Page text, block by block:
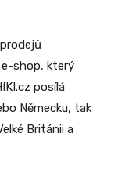
e-shop, který
posílá
Německu, tak
Británii a